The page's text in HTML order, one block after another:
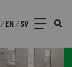
/EN /SV